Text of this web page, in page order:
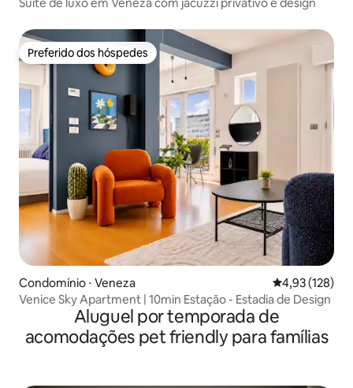
Preferido dos hóspedes
Preferido dos hóspedes
Condomínio ⋅ Veneza 4,93 de uma
4,93 (128)
Venice Sky Apartment | 10min Estação - Estadia de Design
Aluguel por temporada de
acomodações pet friendly para famílias